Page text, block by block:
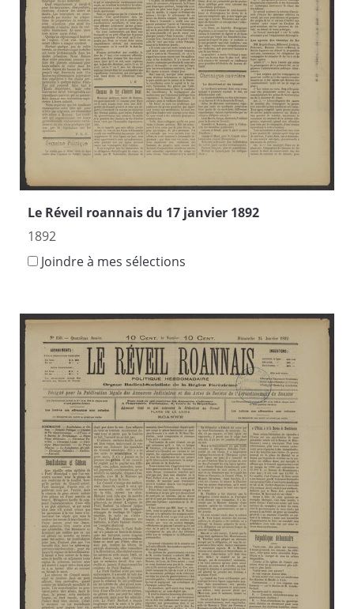
Le Réveil roannais du 17 janvier 1892
1892
Joindre à mes sélections